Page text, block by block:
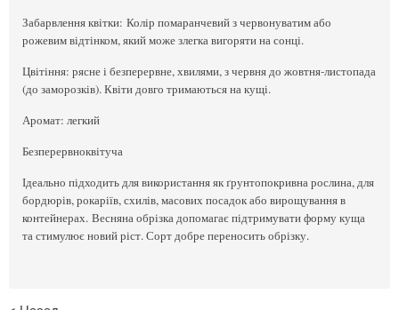
Забарвлення квітки: Колір помаранчевий з червонуватим або
рожевим відтінком, який може злегка вигоряти на сонці.
Цвітіння: рясне і безперервне, хвилями, з червня до жовтня-листопада
(до заморозків). Квіти довго тримаються на кущі.
Аромат: легкий
Безперервноквітуча
Ідеально підходить для використання як ґрунтопокривна рослина, для
бордюрів, рокаріїв, схилів, масових посадок або вирощування в
контейнерах. Весняна обрізка допомагає підтримувати форму куща
та стимулює новий ріст. Сорт добре переносить обрізку.